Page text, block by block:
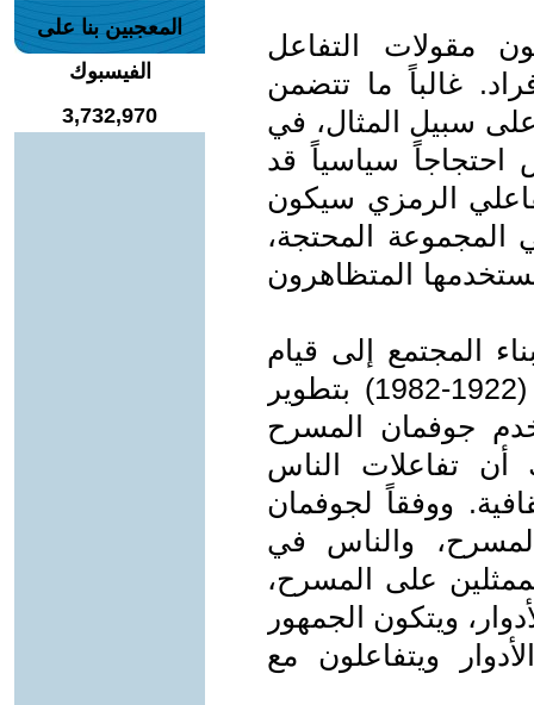
مقولات التفاعل
غالباً ما تتضمن
على سبيل المثال، في
سياسياً قد
الرمزي سيكون
المجموعة المحتجة،
المتظاهرون
المجتمع إلى قيام
علماء الاجتماع مثل إرفينج جوفمان (1922-1982) بتطوير
جوفمان المسرح
أن تفاعلات الناس
ووفقاً لجوفمان
والناس في
على المسرح،
ويتكون الجمهور
ويتفاعلون مع
المعجبين بنا على
الفيسبوك
3,732,970